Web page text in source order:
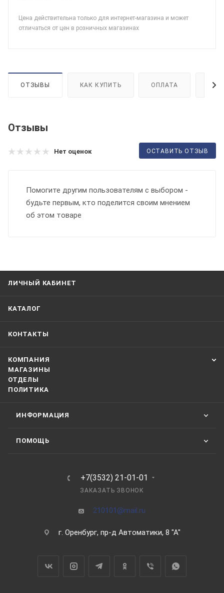
Цена действительна только для интернет-магазина и может
отличаться от цен в розничных магазинах
ОТЗЫВЫ КАК КУПИТЬ ОПЛАТА
Отзывы
Нет оценок ОСТАВИТЬ ОТЗЫВ
Помогите другим пользователям с выбором -
будьте первым, кто поделится своим мнением
об этом товаре
ЛИЧНЫЙ КАБИНЕТ
КАТАЛОГ
КОНТАКТЫ
КОМПАНИЯ
МАГАЗИНЫ
ОТДЕЛЫ
ПОЛИТИКА
ИНФОРМАЦИЯ
ПОМОЩЬ
+7(3532) 21-01-01
ЗАКАЗАТЬ ЗВОНОК
210101@mail.ru
г. Оренбург, пр-д Автоматики, 8 "А"